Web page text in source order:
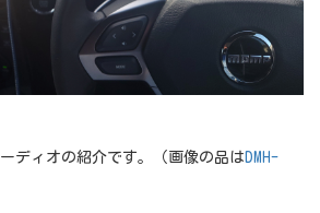
ディオの紹介です。（画像の品はDMH-